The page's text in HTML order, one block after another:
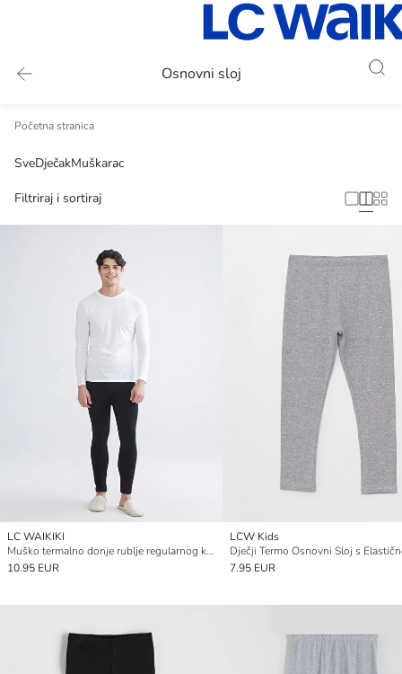
Osnovni sloj
Početna stranica
SveDječakMuškarac
Filtriraj i sortiraj
LC WAIKIKI
Muško termalno donje rublje regularnog kroja
10.95 EUR
LCW Kids
7.95 EUR